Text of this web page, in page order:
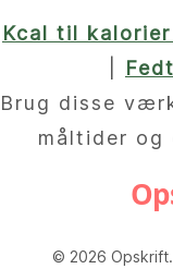
Kcal til
Brug disse
måltider og
© 2026